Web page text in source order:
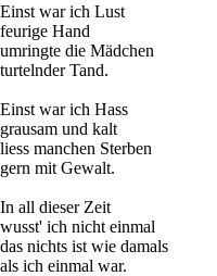
Einst war ich Lust
feurige Hand
umringte die Mädchen
turtelnder Tand.
Einst war ich Hass
grausam und kalt
liess manchen Sterben
gern mit Gewalt.
In all dieser Zeit
wusst' ich nicht einmal
das nichts ist wie damals
als ich einmal war.